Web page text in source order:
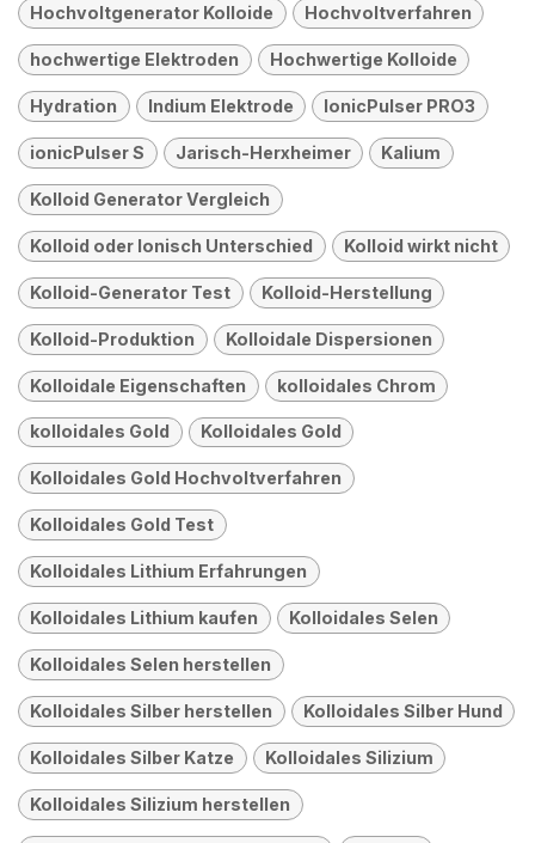
Hochvoltgenerator Kolloide Hochvoltverfahren
hochwertige Elektroden Hochwertige Kolloide
Hydration Indium Elektrode IonicPulser PRO3
ionicPulser S Jarisch-Herxheimer Kalium
Kolloid Generator Vergleich
Kolloid oder Ionisch Unterschied Kolloid wirkt nicht
Kolloid-Generator Test Kolloid-Herstellung
Kolloid-Produktion Kolloidale Dispersionen
Kolloidale Eigenschaften kolloidales Chrom
kolloidales Gold Kolloidales Gold
Kolloidales Gold Hochvoltverfahren
Kolloidales Gold Test
Kolloidales Lithium Erfahrungen
Kolloidales Lithium kaufen Kolloidales Selen
Kolloidales Selen herstellen
Kolloidales Silber herstellen Kolloidales Silber Hund
Kolloidales Silber Katze Kolloidales Silizium
Kolloidales Silizium herstellen